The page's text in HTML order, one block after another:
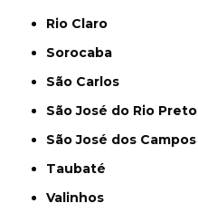
Rio Claro
Sorocaba
São Carlos
São José do Rio Preto
São José dos Campos
Taubaté
Valinhos